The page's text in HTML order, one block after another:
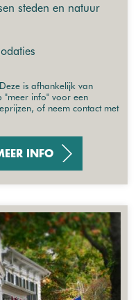
steden en natuur
is afhankelijk van
"meer info" voor een
of neem contact met
INFO